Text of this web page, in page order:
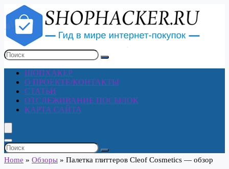
ШОПХАКЕР
О ПРОЕКТЕ/КОНТАКТЫ
СТАТЬИ
ОТСЛЕЖИВАНИЕ ПОСЫЛОК
КАРТА САЙТА
Home » Обзоры » Палетка глиттеров Cleof Cosmetics — обзор